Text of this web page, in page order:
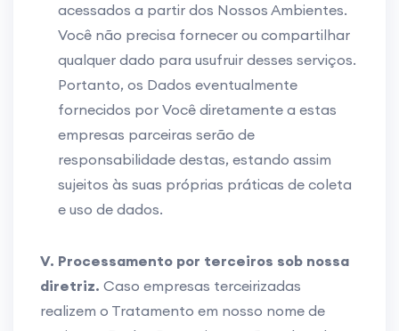
acessados a partir dos Nossos Ambientes.
Você não precisa fornecer ou compartilhar
qualquer dado para usufruir desses serviços.
Portanto, os Dados eventualmente
fornecidos por Você diretamente a estas
empresas parceiras serão de
responsabilidade destas, estando assim
sujeitos às suas próprias práticas de coleta
e uso de dados.
V. Processamento por terceiros sob nossa
diretriz. Caso empresas terceirizadas
realizem o Tratamento em nosso nome de